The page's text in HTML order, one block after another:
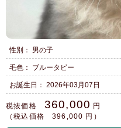
性別： 男の子
毛色： ブルータビー
お誕生日： 2026年03月07日
税抜価格 360,000 円
（税込価格 396,000 円）